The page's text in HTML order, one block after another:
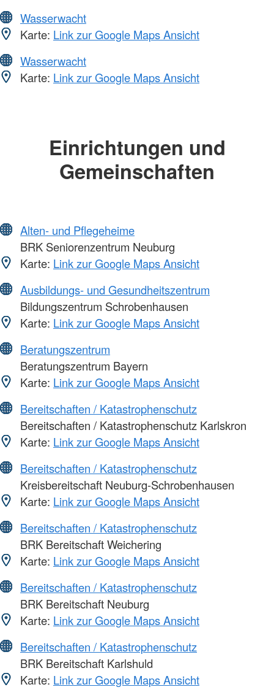
Wasserwacht
Karte: Link zur Google Maps Ansicht
Wasserwacht
Karte: Link zur Google Maps Ansicht
Einrichtungen und
Gemeinschaften
Alten- und Pflegeheime
BRK Seniorenzentrum Neuburg
Karte: Link zur Google Maps Ansicht
Ausbildungs- und Gesundheitszentrum
Bildungszentrum Schrobenhausen
Karte: Link zur Google Maps Ansicht
Beratungszentrum
Beratungszentrum Bayern
Karte: Link zur Google Maps Ansicht
Bereitschaften / Katastrophenschutz
Bereitschaften / Katastrophenschutz Karlskron
Karte: Link zur Google Maps Ansicht
Bereitschaften / Katastrophenschutz
Kreisbereitschaft Neuburg-Schrobenhausen
Karte: Link zur Google Maps Ansicht
Bereitschaften / Katastrophenschutz
BRK Bereitschaft Weichering
Karte: Link zur Google Maps Ansicht
Bereitschaften / Katastrophenschutz
BRK Bereitschaft Neuburg
Karte: Link zur Google Maps Ansicht
Bereitschaften / Katastrophenschutz
BRK Bereitschaft Karlshuld
Karte: Link zur Google Maps Ansicht